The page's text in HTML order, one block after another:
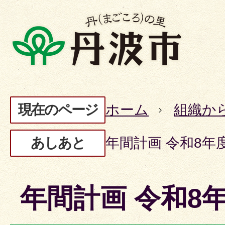
現在のページ ホーム 組織か
あしあと 年間計画 令和8年
年間計画 令和8